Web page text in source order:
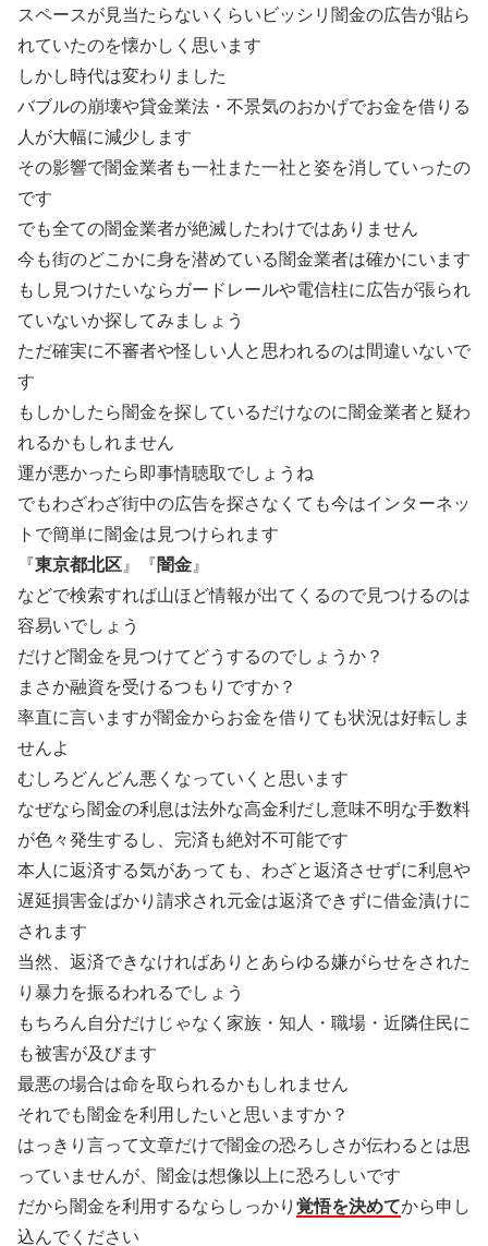
スペースが見当たらないくらいビッシリ闇金の広告が貼ら
れていたのを懐かしく思います
しかし時代は変わりました
バブルの崩壊や貸金業法・不景気のおかげでお金を借りる
人が大幅に減少します
その影響で闇金業者も一社また一社と姿を消していったの
です
でも全ての闇金業者が絶滅したわけではありません
今も街のどこかに身を潜めている闇金業者は確かにいます
もし見つけたいならガードレールや電信柱に広告が張られ
ていないか探してみましょう
ただ確実に不審者や怪しい人と思われるのは間違いないで
す
もしかしたら闇金を探しているだけなのに闇金業者と疑わ
れるかもしれません
運が悪かったら即事情聴取でしょうね
でもわざわざ街中の広告を探さなくても今はインターネッ
トで簡単に闇金は見つけられます
『東京都北区 』『闇金 』
などで検索すれば山ほど情報が出てくるので見つけるのは
容易いでしょう
だけど闇金を見つけてどうするのでしょうか？
まさか融資を受けるつもりですか？
率直に言いますが闇金からお金を借りても状況は好転しま
せんよ
むしろどんどん悪くなっていくと思います
なぜなら闇金の利息は法外な高金利だし意味不明な手数料
が色々発生するし、完済も絶対不可能です
本人に返済する気があっても、わざと返済させずに利息や
遅延損害金ばかり請求され元金は返済できずに借金漬けに
されます
当然、返済できなければありとあらゆる嫌がらせをされた
り暴力を振るわれるでしょう
もちろん自分だけじゃなく家族・知人・職場・近隣住民に
も被害が及びます
最悪の場合は命を取られるかもしれません
それでも闇金を利用したいと思いますか？
はっきり言って文章だけで闇金の恐ろしさが伝わるとは思
っていませんが、闇金は想像以上に恐ろしいです
だから闇金を利用するならしっかり 覚悟を決めてから申し
込んでください